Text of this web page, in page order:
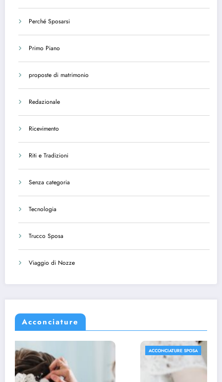
Perché Sposarsi
Primo Piano
proposte di matrimonio
Redazionale
Ricevimento
Riti e Tradizioni
Senza categoria
Tecnologia
Trucco Sposa
Viaggio di Nozze
Acconciature